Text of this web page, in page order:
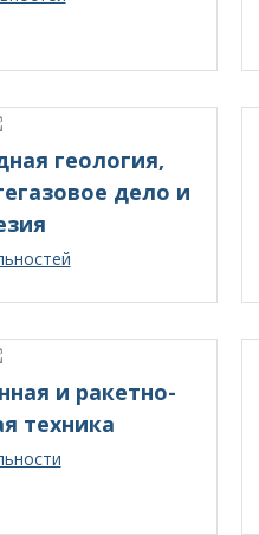
геология,
дело и
и ракетно-
техника